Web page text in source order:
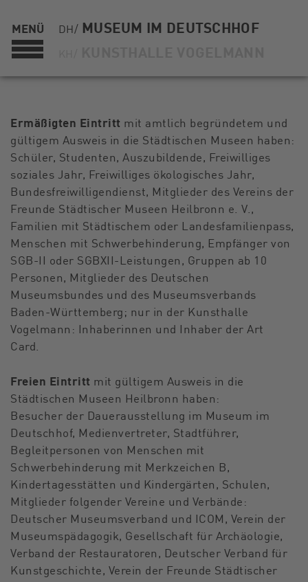
MENÜ DH/ MUSEUM IM DEUTSCHHOF
Ermäßigten Eintritt mit amtlich begründetem und
gültigem Ausweis in die Städtischen Museen haben:
Schüler, Studenten, Auszubildende, Freiwilliges
soziales Jahr, Freiwilliges ökologisches Jahr,
Bundesfreiwilligendienst, Mitglieder des Vereins der
Freunde Städtischer Museen Heilbronn e. V.,
Familien mit Städtischem oder Landesfamilienpass,
Menschen mit Schwerbehinderung, Empfänger von
SGB-II oder SGBXII-Leistungen, Gruppen ab 10
Personen, Mitglieder des Deutschen
Museumsbundes und des Museumsverbands
Baden-Württemberg; nur in der Kunsthalle
Vogelmann: Inhaberinnen und Inhaber der Art
Card.
Freien Eintritt mit gültigem Ausweis in die
Städtischen Museen Heilbronn haben:
Besucher der Dauerausstellung im Museum im
Deutschhof, Medienvertreter, Stadtführer,
Begleitpersonen von Menschen mit
Schwerbehinderung mit Merkzeichen B,
Kindertagesstätten und Kindergärten, Schulen,
Mitglieder folgender Vereine und Verbände:
Deutscher Museumsverband und ICOM, Verein der
Museumspädagogik, Gesellschaft für Archäologie,
Verband der Restauratoren, Deutscher Verband für
Kunstgeschichte, Verein der Freunde Städtischer